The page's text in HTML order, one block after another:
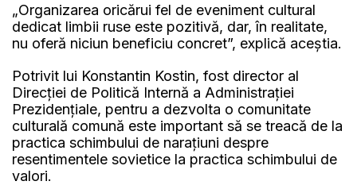
„Organizarea oricărui fel de eveniment cultural
dedicat limbii ruse este pozitivă, dar, în realitate,
nu oferă niciun beneficiu concret”, explică aceştia.
Potrivit lui Konstantin Kostin, fost director al
Direcţiei de Politică Internă a Administraţiei
Prezidenţiale, pentru a dezvolta o comunitate
culturală comună este important să se treacă de la
practica schimbului de naraţiuni despre
resentimentele sovietice la practica schimbului de
valori.